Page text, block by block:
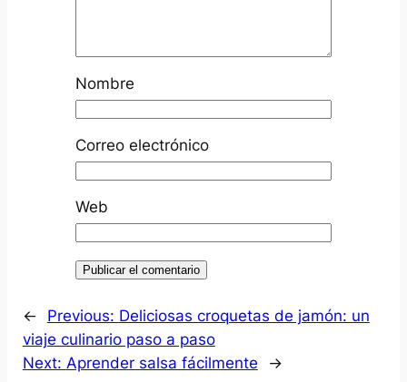
Nombre
Correo electrónico
Web
← Previous: Deliciosas croquetas de jamón: un
viaje culinario paso a paso
Next: Aprender salsa fácilmente →